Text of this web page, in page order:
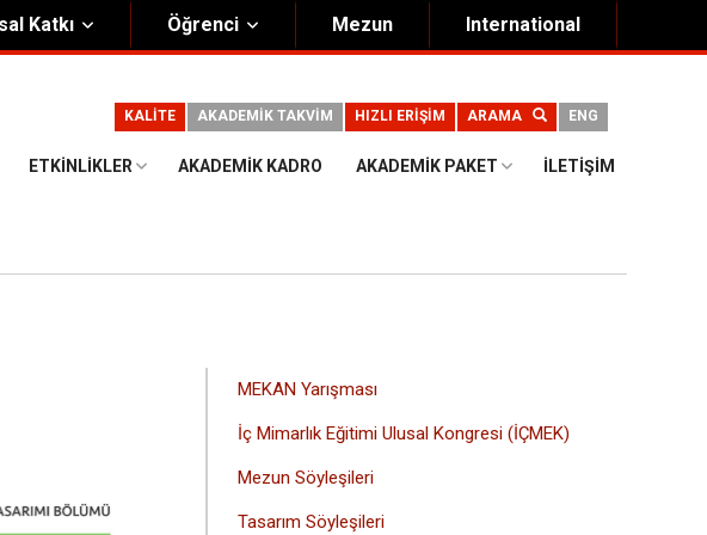
Katkı Öğrenci Mezun International
ENG
ARAMA
HIZLI ERİŞİM
AKADEMİK TAKVİM
KALİTE
ETKINLIKLER AKADEMIK KADRO AKADEMIK PAKET İLETIŞIM
ANA
GEZINTI
MENÜSÜ
MEKAN Yarışması
İç Mimarlık Eğitimi Ulusal Kongresi (İÇMEK)
Mezun Söyleşileri
Tasarım Söyleşileri